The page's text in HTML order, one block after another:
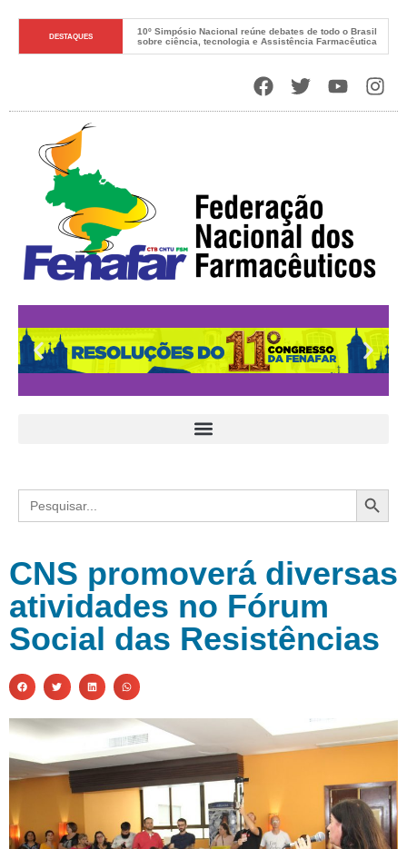
DESTAQUES
10º Simpósio Nacional reúne debates de todo o Brasil
sobre ciência, tecnologia e Assistência Farmacêutica
Search
for:
CNS promoverá diversas
atividades no Fórum
Social das Resistências